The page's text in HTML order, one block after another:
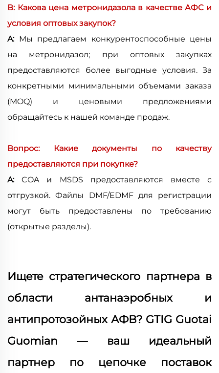
В: Какова цена метронидазола в качестве АФС и
условия оптовых закупок?
A: Мы предлагаем конкурентоспособные цены
на метронидазол; при оптовых закупках
предоставляются более выгодные условия. За
конкретными минимальными объемами заказа
(MOQ) и ценовыми предложениями
обращайтесь к нашей команде продаж.
Вопрос: Какие документы по качеству
предоставляются при покупке?
A:COA и MSDS предоставляются вместе с
отгрузкой. Файлы DMF/EDMF для регистрации
могут быть предоставлены по требованию
(открытые разделы).
Ищете стратегического партнера в
области антанаэробных и
антипротозойных АФВ? GTIG Guotai
Guomian — ваш идеальный
партнер по цепочке поставок